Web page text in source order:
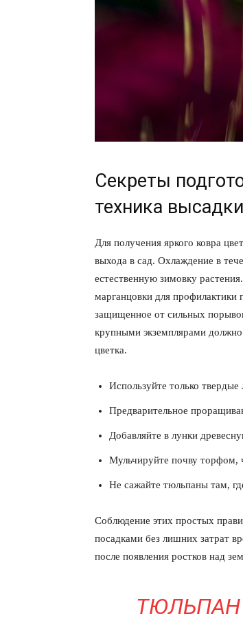
Секреты
техника высадки
Для получения яркого ковра
выхода в сад. Охлаждение в
естественную зимовку
марганцовки для профилактики
защищенное от сильных
крупными экземплярами
цветка.
Используйте только
Предварительное
Добавляйте в лунки
Мульчируйте почву торфом,
Не сажайте тюльпаны там,
Соблюдение этих простых
посадками без лишних затрат
после появления ростков над
ТЮЛЬПАН